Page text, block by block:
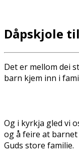
Dåpskjole
Det er mellom dei
barn kjem inn i
Og i kyrkja gled vi
og å feire at
Guds store familie.